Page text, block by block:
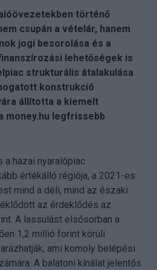
történő
csupán a vételár, hanem
jogi besorolása és a
lehetőségek is
strukturális átalakulása
konstrukció
állította a kiemelt
money.hu legfrissebb
a hazai nyaralópiac
értékálló régiója, a 2021-es
mind a déli, mind az északi
az érdeklődés az
A lassulást elsősorban a
1,2 millió forint körüli
ami komoly belépési
A balatoni kínálat jelentős